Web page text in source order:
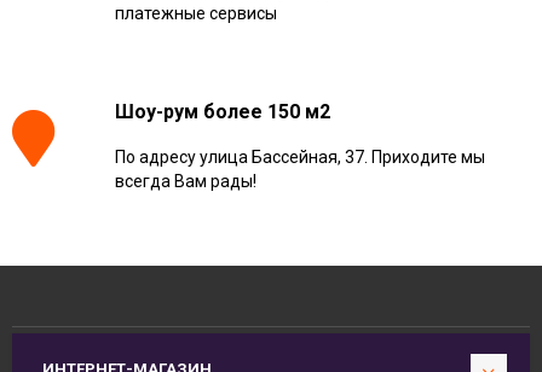
платежные сервисы
Шоу-рум более 150 м2
По адресу улица Бассейная, 37. Приходите мы
всегда Вам рады!